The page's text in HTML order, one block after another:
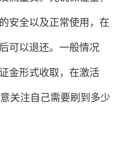
安全以及正常使用，在
可以退还。一般情况
金形式收取，在激活
关注自己需要刷到多少